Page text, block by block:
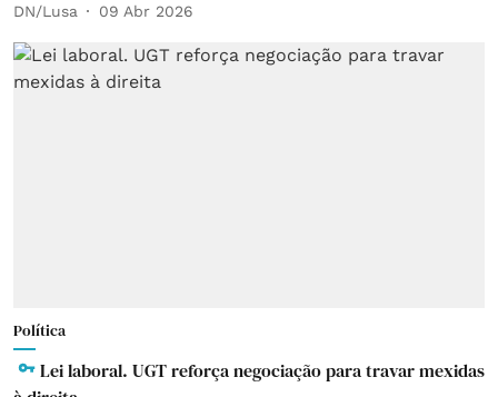
DN/Lusa 09 Abr 2026
Política
Lei laboral. UGT reforça negociação para travar mexidas